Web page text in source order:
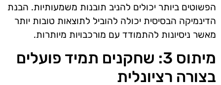
הפשוטים ביותר יכולים להניב תובנות משמעותיות. הבנת
הדינמיקה הבסיסית יכולה להוביל לתוצאות טובות יותר
מאשר ניסיונות להתמודד עם מורכבויות מיותרות.
מיתוס 3: שחקנים תמיד פועלים
בצורה רציונלית